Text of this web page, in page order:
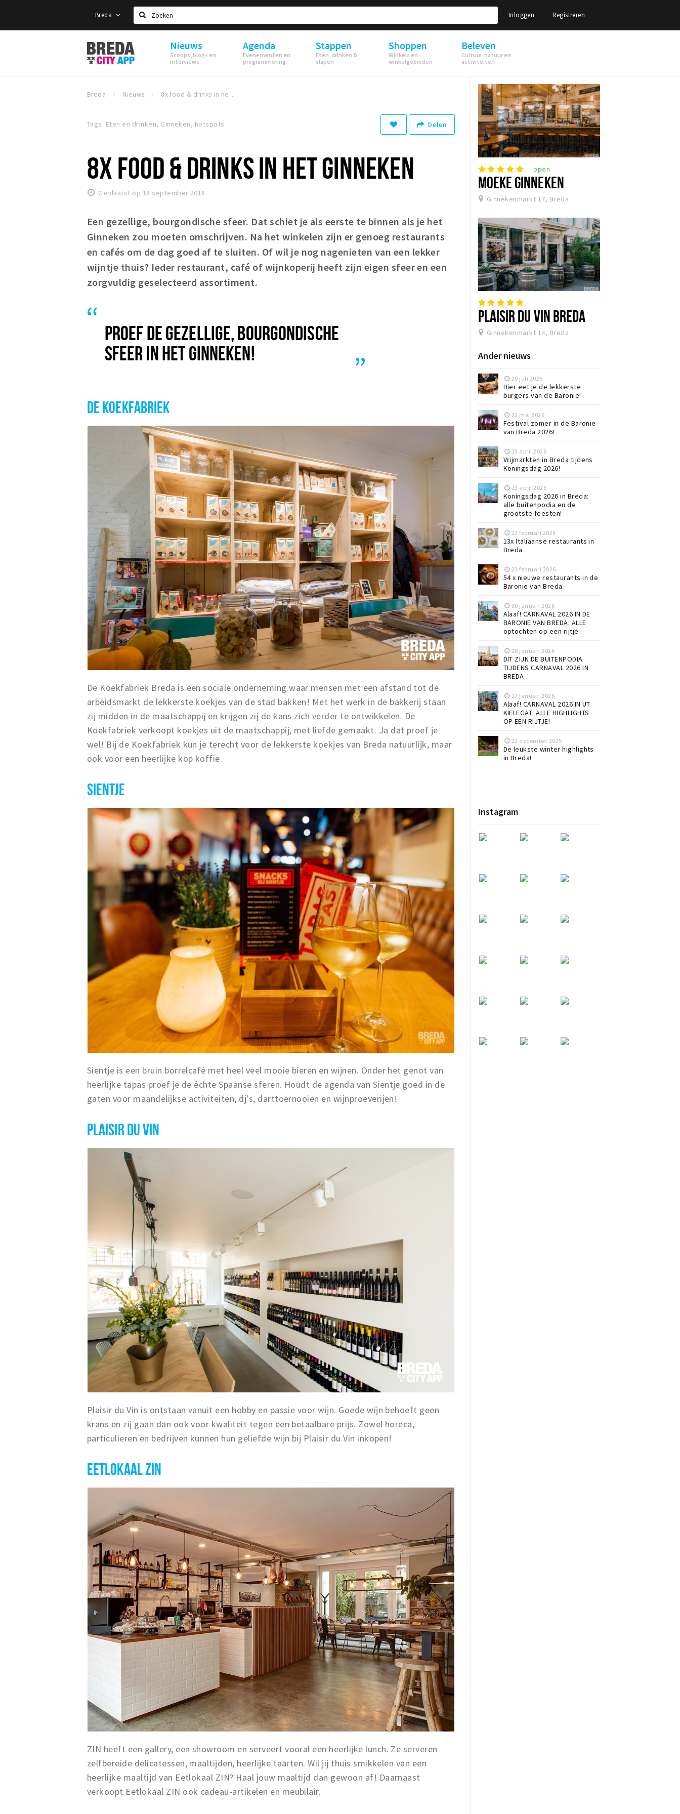
Breda
Zoeken
Inloggen Registreren
Stappen
&
Shoppen
Nieuws
Scoops, blogs en
interviews
Agenda
Evenementen en
programmering
Stappen
Eten, drinken &
slapen
Shoppen
Winkels en
winkelgebieden
Beleven
Cultuur, natuur en
activiteiten
Breda Nieuws 8x food & drinks in het Ginneken
Tags: Eten en drinken, Ginneken, hotspots Delen
8X FOOD & DRINKS IN HET GINNEKEN
Geplaatst op 18 september 2018
Een gezellige, bourgondische sfeer. Dat schiet je als eerste te binnen als je het
Ginneken zou moeten omschrijven. Na het winkelen zijn er genoeg restaurants
en cafés om de dag goed af te sluiten. Of wil je nog nagenieten van een lekker
wijntje thuis? Ieder restaurant, café of wijnkoperij heeft zijn eigen sfeer en een
zorgvuldig geselecteerd assortiment.
PROEF DE GEZELLIGE, BOURGONDISCHE
SFEER IN HET GINNEKEN!
DE KOEKFABRIEK
De Koekfabriek Breda is een sociale onderneming waar mensen met een afstand tot de
arbeidsmarkt de lekkerste koekjes van de stad bakken! Met het werk in de bakkerij staan
zij midden in de maatschappij en krijgen zij de kans zich verder te ontwikkelen. De
Koekfabriek verkoopt koekjes uit de maatschappij, met liefde gemaakt. Ja dat proef je
wel! Bij de Koekfabriek kun je terecht voor de lekkerste koekjes van Breda natuurlijk, maar
ook voor een heerlijke kop koffie.
SIENTJE
Sientje is een bruin borrelcafé met heel veel mooie bieren en wijnen. Onder het genot van
heerlijke tapas proef je de échte Spaanse sferen. Houdt de agenda van Sientje goed in de
gaten voor maandelijkse activiteiten, dj's, darttoernooien en wijnproeverijen!
PLAISIR DU VIN
Plaisir du Vin is ontstaan vanuit een hobby en passie voor wijn. Goede wijn behoeft geen
krans en zij gaan dan ook voor kwaliteit tegen een betaalbare prijs. Zowel horeca,
particulieren en bedrijven kunnen hun geliefde wijn bij Plaisir du Vin inkopen!
EETLOKAAL ZIN
ZIN heeft een gallery, een showroom en serveert vooral een heerlijke lunch. Ze serveren
zelfbereide delicatessen, maaltijden, heerlijke taarten. Wil jij thuis smikkelen van een
heerlijke maaltijd van Eetlokaal ZIN? Haal jouw maaltijd dan gewoon af! Daarnaast
verkoopt Eetlokaal ZIN ook cadeau-artikelen en meubilair.
open
MOEKE GINNEKEN
Ginnekenmarkt 17, Breda
PLAISIR DU VIN BREDA
Ginnekenmarkt 14, Breda
Ander nieuws
20 juli 2026
Hier eet je de lekkerste
burgers van de Baronie!
22 mei 2026
Festival zomer in de Baronie
van Breda 2026!
13 april 2026
Vrijmarkten in Breda tijdens
Koningsdag 2026!
13 april 2026
Koningsdag 2026 in Breda:
alle buitenpodia en de
grootste feesten!
23 februari 2026
13x Italiaanse restaurants in
Breda
23 februari 2026
54 x nieuwe restaurants in de
Baronie van Breda
30 januari 2026
Alaaf! CARNAVAL 2026 IN DE
BARONIE VAN BREDA: ALLE
optochten op een rijtje
28 januari 2026
DIT ZIJN DE BUITENPODIA
TIJDENS CARNAVAL 2026 IN
BREDA
27 januari 2026
Alaaf! CARNAVAL 2026 IN UT
KIELEGAT: ALLE HIGHLIGHTS
OP EEN RIJTJE!
22 december 2025
De leukste winter highlights
in Breda!
Instagram